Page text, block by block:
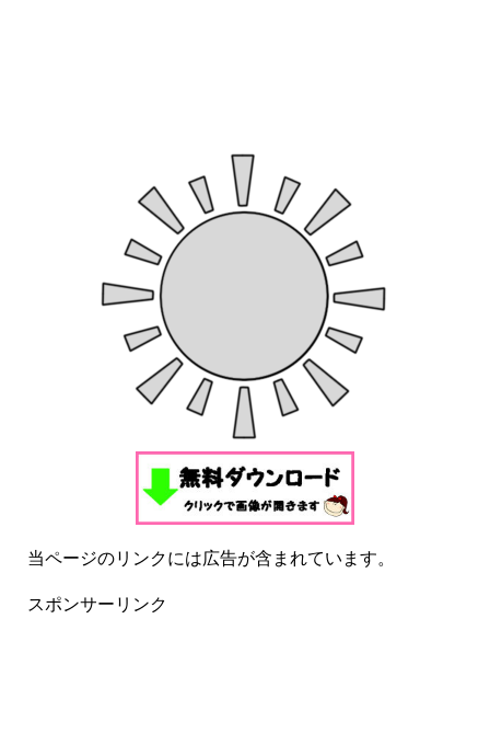
当ページのリンクには広告が含まれています。
スポンサーリンク